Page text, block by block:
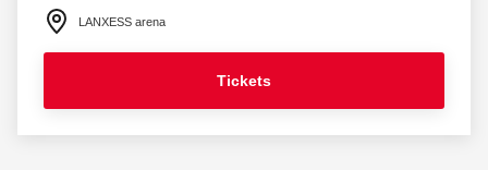
LANXESS arena
Tickets